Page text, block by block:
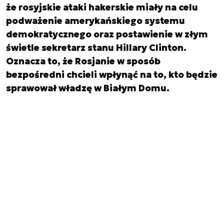
że rosyjskie ataki hakerskie miały na celu
podważenie amerykańskiego systemu
demokratycznego oraz postawienie w złym
świetle sekretarz stanu Hillary Clinton.
Oznacza to, że Rosjanie w sposób
bezpośredni chcieli wpłynąć na to, kto będzie
sprawował władzę w Białym Domu.